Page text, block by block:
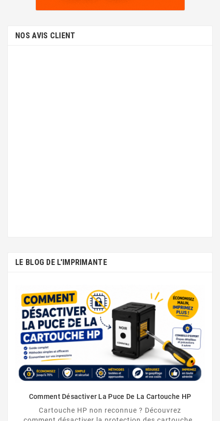
NOS AVIS CLIENT
LE BLOG DE L'IMPRIMANTE
Comment Désactiver La Puce De La Cartouche HP
Cartouche HP non reconnue ? Découvrez